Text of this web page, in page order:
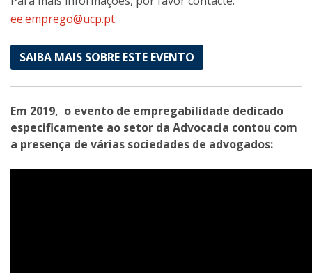
ee.emprego@ucp.pt.
SAIBA MAIS SOBRE ESTE EVENTO
Em 2019, o evento de empregabilidade dedicado
especificamente ao setor da Advocacia contou com
a presença de várias sociedades de advogados: